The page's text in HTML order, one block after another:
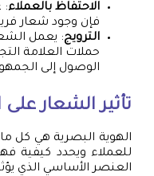
الاحتفاظ بالعملاء:
فإن وجود شعار
الترويج: يعمل
حملات العلامة
الوصول إلى
تأثير الشعار
الهوية البصرية هي كل
للعملاء ويحدد كيفية
العنصر الأساسي الذي